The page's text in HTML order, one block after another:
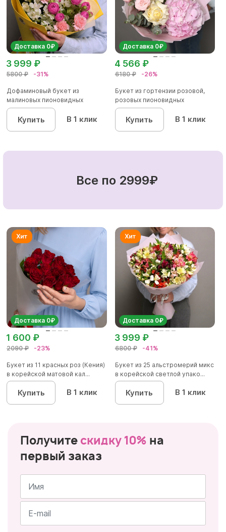
Доставка 0₽
5800 ₽ -31%
3 999 ₽
Дофаминовый букет из
малиновых пионовидных
кустовых роз...
Купить В 1 клик
Доставка 0₽
6180 ₽ -26%
4 566 ₽
Букет из гортензии розовой,
розовых пионовидных
кустовы...
Купить В 1 клик
Все по 2999₽
Доставка 0₽
2090 ₽ -23%
1 600 ₽
Букет из 11 красных роз (Кения)
в корейской матовой кал...
Купить В 1 клик
Доставка 0₽
6800 ₽ -41%
3 999 ₽
Букет из 25 альстромерий микс
в корейской светлой упако...
Купить В 1 клик
Получите скидку 10% на
первый заказ
Имя